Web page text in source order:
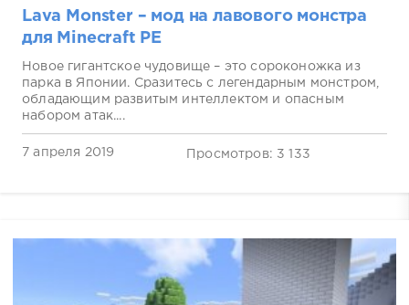
Lava Monster – мод на лавового монстра
для Minecraft PE
Новое гигантское чудовище – это сороконожка из
парка в Японии. Сразитесь с легендарным монстром,
обладающим развитым интеллектом и опасным
набором атак....
7 апреля 2019 Просмотров: 3 133